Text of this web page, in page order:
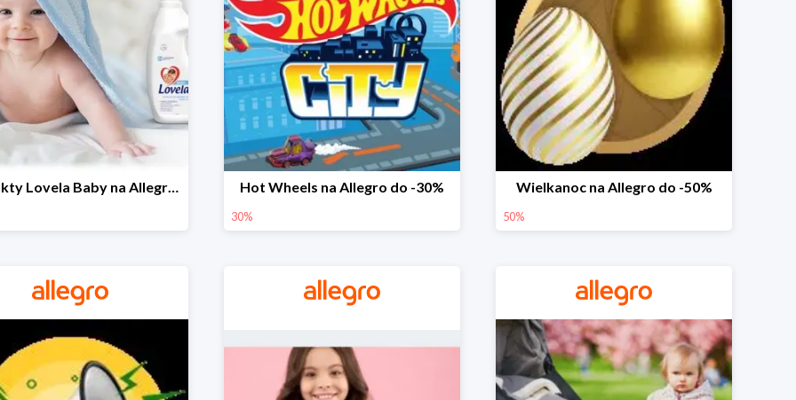
Produkty Lovela Baby na Allegro do -30% Hot Wheels na Allegro do -30%
30%
Wielkanoc na Allegro do -50%
50%